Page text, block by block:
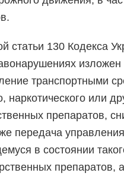
статьи 130 Кодекса
изложен
транспортными
наркотического или
препаратов,
передача
в состоянии
препаратов,